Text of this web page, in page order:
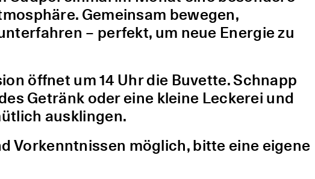
Gemeinsam bewegen,
– perfekt, um neue Energie zu
öffnet um 14 Uhr die Buvette. Schnapp
Getränk oder eine kleine Leckerei und
ausklingen.
Vorkenntnissen möglich, bitte eine eigene